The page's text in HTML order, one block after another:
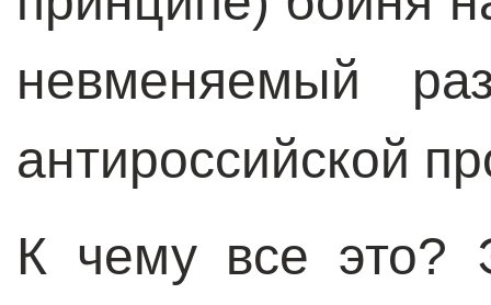
невменяемый
антироссийской
К чему все это?